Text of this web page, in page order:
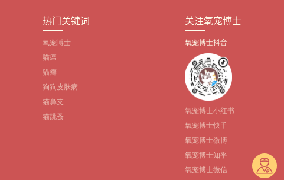
热门关键词
氧宠博士
猫瘟
猫癣
狗狗皮肤病
猫鼻支
猫跳蚤
关注氧宠博士
氧宠博士抖音
氧宠博士小红书
氧宠博士快手
氧宠博士微博
氧宠博士知乎
氧宠博士微信